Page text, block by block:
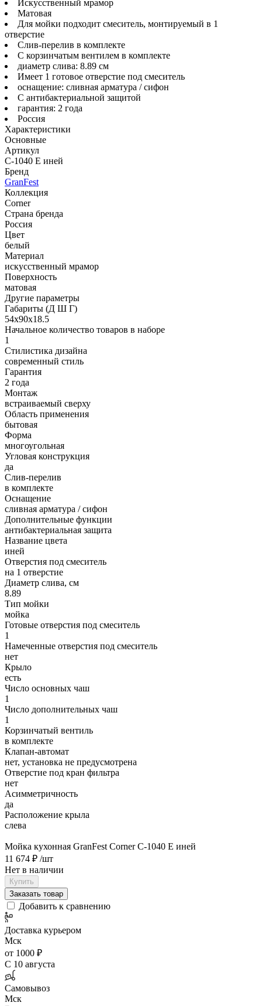
Искусственный мрамор
Матовая
Для мойки подходит смеситель, монтируемый в 1
отверстие
Слив-перелив в комплекте
С корзинчатым вентилем в комплекте
диаметр слива: 8.89 см
Имеет 1 готовое отверстие под смеситель
оснащение: сливная арматура / сифон
С антибактериальной защитой
гарантия: 2 года
Россия
Характеристики
Основные
Артикул
C-1040 E иней
Бренд
GranFest
Коллекция
Corner
Страна бренда
Россия
Цвет
белый
Материал
искусственный мрамор
Поверхность
матовая
Другие параметры
Габариты (Д Ш Г)
54х90х18.5
Начальное количество товаров в наборе
1
Стилистика дизайна
современный стиль
Гарантия
2 года
Монтаж
встраиваемый сверху
Область применения
бытовая
Форма
многоугольная
Угловая конструкция
да
Слив-перелив
в комплекте
Оснащение
сливная арматура / сифон
Дополнительные функции
антибактериальная защита
Название цвета
иней
Отверстия под смеситель
на 1 отверстие
Диаметр слива, см
8.89
Тип мойки
мойка
Готовые отверстия под смеситель
1
Намеченные отверстия под смеситель
нет
Крыло
есть
Число основных чаш
1
Число дополнительных чаш
1
Корзинчатый вентиль
в комплекте
Клапан-автомат
нет, установка не предусмотрена
Отверстие под кран фильтра
нет
Асимметричность
да
Расположение крыла
слева
Мойка кухонная GranFest Corner C-1040 E иней
11 674 ₽ /шт
Нет в наличии
Купить
Заказать товар
Добавить к сравнению
Доставка курьером
Мск
от 1000 ₽
С 10 августа
Самовывоз
Мск